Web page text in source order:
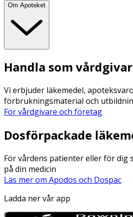
Om Apoteket
Handla som
Vi erbjuder läkemedel,
förbrukningsmaterial och
För vårdgivare och företag
Dosförpackade
För vårdens patienter eller för dig
på din medicin
Läs mer om Apodos och Dospac
Ladda ner vår app